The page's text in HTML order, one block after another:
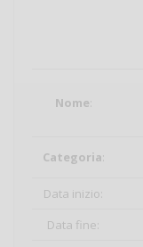
Nome:
Categoria:
Data inizio:
Data fine: